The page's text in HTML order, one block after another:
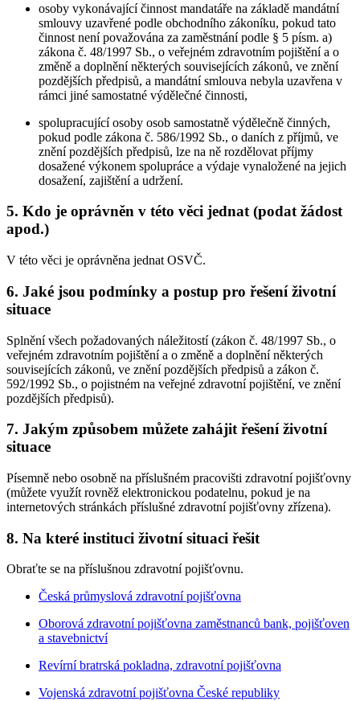
osoby vykonávající činnost mandatáře na základě mandátní
smlouvy uzavřené podle obchodního zákoníku, pokud tato
činnost není považována za zaměstnání podle § 5 písm. a)
zákona č. 48/1997 Sb., o veřejném zdravotním pojištění a o
změně a doplnění některých souvisejících zákonů, ve znění
pozdějších předpisů, a mandátní smlouva nebyla uzavřena v
rámci jiné samostatné výdělečné činnosti,
spolupracující osoby osob samostatně výdělečně činných,
pokud podle zákona č. 586/1992 Sb., o daních z příjmů, ve
znění pozdějších předpisů, lze na ně rozdělovat příjmy
dosažené výkonem spolupráce a výdaje vynaložené na jejich
dosažení, zajištění a udržení.
5. Kdo je oprávněn v této věci jednat (podat žádost
apod.)
V této věci je oprávněna jednat OSVČ.
6. Jaké jsou podmínky a postup pro řešení životní
situace
Splnění všech požadovaných náležitostí (zákon č. 48/1997 Sb., o
veřejném zdravotním pojištění a o změně a doplnění některých
souvisejících zákonů, ve znění pozdějších předpisů a zákon č.
592/1992 Sb., o pojistném na veřejné zdravotní pojištění, ve znění
pozdějších předpisů).
7. Jakým způsobem můžete zahájit řešení životní
situace
Písemně nebo osobně na příslušném pracovišti zdravotní pojišťovny
(můžete využít rovněž elektronickou podatelnu, pokud je na
internetových stránkách příslušné zdravotní pojišťovny zřízena).
8. Na které instituci životní situaci řešit
Obraťte se na příslušnou zdravotní pojišťovnu.
Česká průmyslová zdravotní pojišťovna
Oborová zdravotní pojišťovna zaměstnanců bank, pojišťoven
a stavebnictví
Revírní bratrská pokladna, zdravotní pojišťovna
Vojenská zdravotní pojišťovna České republiky